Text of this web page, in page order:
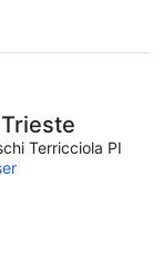
Terricciola PI